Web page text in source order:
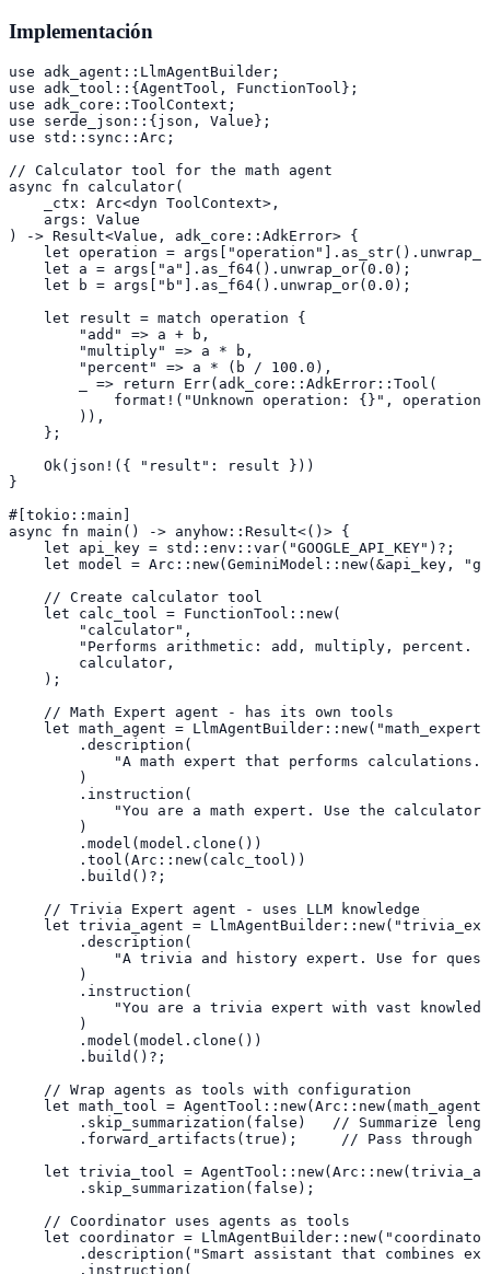
Implementación
use adk_agent::LlmAgentBuilder;
use adk_tool::{AgentTool, FunctionTool};
use adk_core::ToolContext;
use serde_json::{json, Value};
use std::sync::Arc;
// Calculator tool for the math agent
async fn calculator(
    _ctx: Arc<dyn ToolContext>,
    args: Value
) -> Result<Value, adk_core::AdkError> {
let operation =
    let a = args["a"].as_f64().unwrap_or(0.0);
    let b = args["b"].as_f64().unwrap_or(0.0);
    let result = match operation {
        "add" => a + b,
        "multiply" => a * b,
        "percent" => a * (b / 100.0),
        _ => return Err(adk_core::AdkError::Tool(
            format!("Unknown operation: {}", operation)
        )),
    };
    Ok(json!({ "result": result }))
}
#[tokio::main]
async fn main() -> anyhow::Result<()> {
    let api_key = std::env::var("GOOGLE_API_KEY")?;
let model = Arc::new(GeminiModel::new(&api_key,
    // Create calculator tool
    let calc_tool = FunctionTool::new(
        "calculator",
"Performs arithmetic: add, multiply, percent.
        calculator,
    );
    // Math Expert agent - has its own tools
let math_agent =
        .description(
"A math expert that performs
        )
        .instruction(
"You are a math expert. Use the
        )
        .model(model.clone())
        .tool(Arc::new(calc_tool))
        .build()?;
    // Trivia Expert agent - uses LLM knowledge
let trivia_agent =
        .description(
"A trivia and history expert. Use for
        )
        .instruction(
"You are a trivia expert with vast
        )
        .model(model.clone())
        .build()?;
    // Wrap agents as tools with configuration
let math_tool =
.skip_summarization(false)   // Summarize
.forward_artifacts(true);     // Pass through
let trivia_tool =
        .skip_summarization(false);
    // Coordinator uses agents as tools
let coordinator =
.description("Smart assistant that combines
        .instruction(